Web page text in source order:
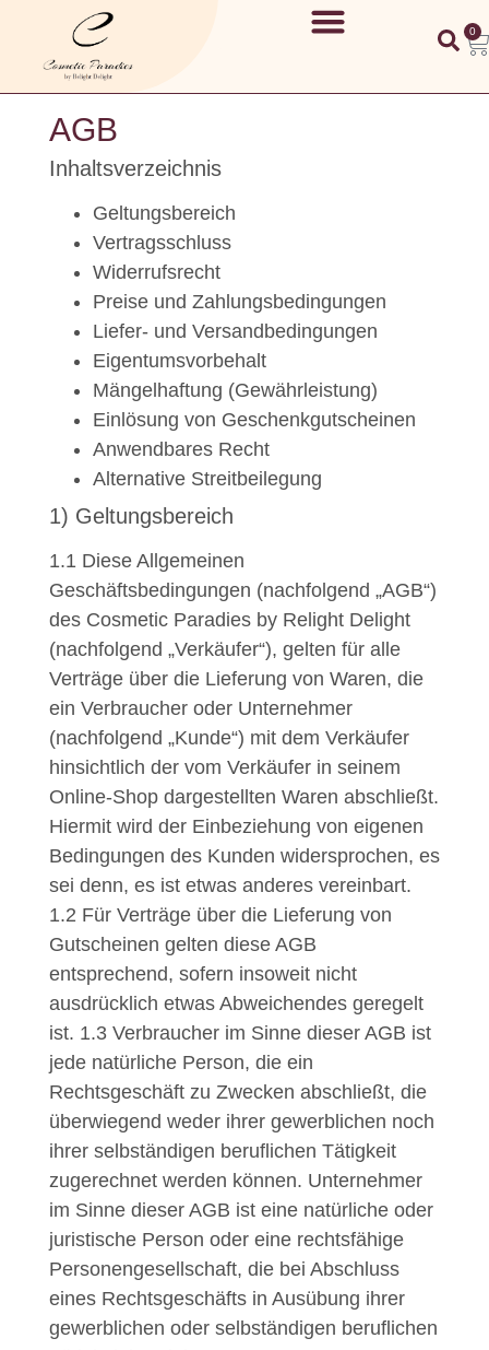
0
AGB
Inhaltsverzeichnis
Geltungsbereich
Vertragsschluss
Widerrufsrecht
Preise und Zahlungsbedingungen
Liefer- und Versandbedingungen
Eigentumsvorbehalt
Mängelhaftung (Gewährleistung)
Einlösung von Geschenkgutscheinen
Anwendbares Recht
Alternative Streitbeilegung
1) Geltungsbereich
1.1 Diese Allgemeinen
Geschäftsbedingungen (nachfolgend „AGB“)
des Cosmetic Paradies by Relight Delight
(nachfolgend „Verkäufer“), gelten für alle
Verträge über die Lieferung von Waren, die
ein Verbraucher oder Unternehmer
(nachfolgend „Kunde“) mit dem Verkäufer
hinsichtlich der vom Verkäufer in seinem
Online-Shop dargestellten Waren abschließt.
Hiermit wird der Einbeziehung von eigenen
Bedingungen des Kunden widersprochen, es
sei denn, es ist etwas anderes vereinbart.
1.2 Für Verträge über die Lieferung von
Gutscheinen gelten diese AGB
entsprechend, sofern insoweit nicht
ausdrücklich etwas Abweichendes geregelt
ist. 1.3Verbraucher im Sinne dieser AGB ist
jede natürliche Person, die ein
Rechtsgeschäft zu Zwecken abschließt, die
überwiegend weder ihrer gewerblichen noch
ihrer selbständigen beruflichen Tätigkeit
zugerechnet werden können. Unternehmer
im Sinne dieser AGB ist eine natürliche oder
juristische Person oder eine rechtsfähige
Personengesellschaft, die bei Abschluss
eines Rechtsgeschäfts in Ausübung ihrer
gewerblichen oder selbständigen beruflichen